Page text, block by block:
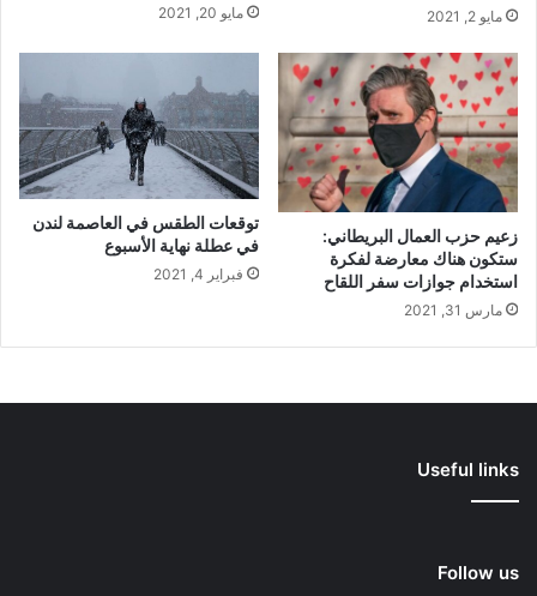
مايو 2, 2021 مايو 20, 2021
زعيم حزب العمال البريطاني:
ستكون هناك معارضة لفكرة
استخدام جوازات سفر اللقاح
مارس 31, 2021
توقعات الطقس في العاصمة لندن
في عطلة نهاية الأسبوع
فبراير 4, 2021
Useful links
Follow us